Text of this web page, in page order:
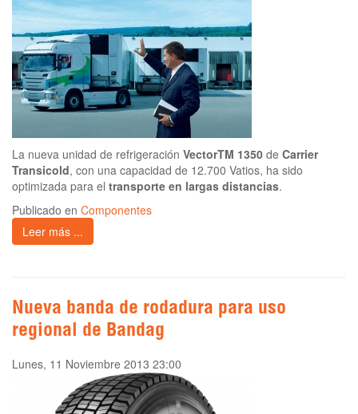
La nueva unidad de refrigeración VectorTM 1350 de Carrier
Transicold, con una capacidad de 12.700 Vatios, ha sido
optimizada para el transporte en largas distancias.
Publicado en Componentes
Leer más ...
Nueva banda de rodadura para uso
regional de Bandag
Lunes, 11 Noviembre 2013 23:00